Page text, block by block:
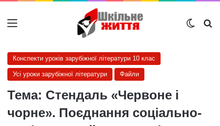
Меню
Конспекти уроків зарубіжної літератури 10 клас
Усі уроки зарубіжної літератури Файли
Тема: Стендаль «Червоне і
чорне». Поєднання соціально-